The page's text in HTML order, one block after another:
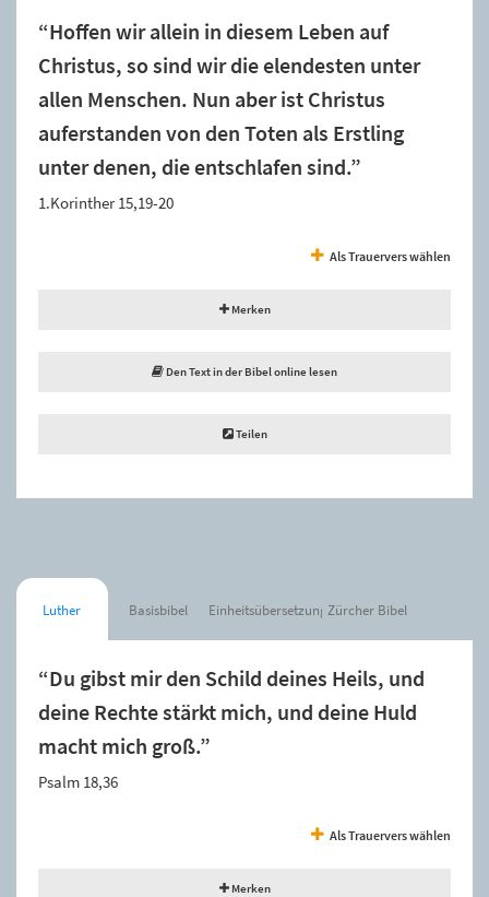
“Hoffen wir allein in diesem Leben auf
Christus, so sind wir die elendesten unter
allen Menschen. Nun aber ist Christus
auferstanden von den Toten als Erstling
unter denen, die entschlafen sind.”
1.Korinther 15,19-20
Als Trauervers wählen
Merken
Den Text in der Bibel online lesen
Teilen
Luther Basisbibel Einheitsübersetzung Zürcher Bibel
“Du gibst mir den Schild deines Heils, und
deine Rechte stärkt mich, und deine Huld
macht mich groß.”
Psalm 18,36
Als Trauervers wählen
Merken